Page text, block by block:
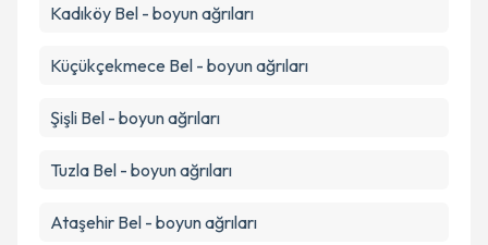
Kadıköy Bel - boyun ağrıları
Küçükçekmece Bel - boyun ağrıları
Şişli Bel - boyun ağrıları
Tuzla Bel - boyun ağrıları
Ataşehir Bel - boyun ağrıları